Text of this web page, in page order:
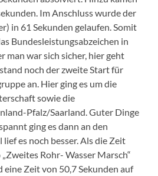
Im Anschluss wurde der
in 61 Sekunden gelaufen. Somit
Bundesleistungsabzeichen in
man war sich sicher, hier geht
noch der zweite Start für
an. Hier ging es um die
sowie die
Pfalz/Saarland. Guter Dinge
ging es dann an den
es noch besser. Als die Zeit
Rohr- Wasser Marsch“
Zeit von 50,7 Sekunden auf